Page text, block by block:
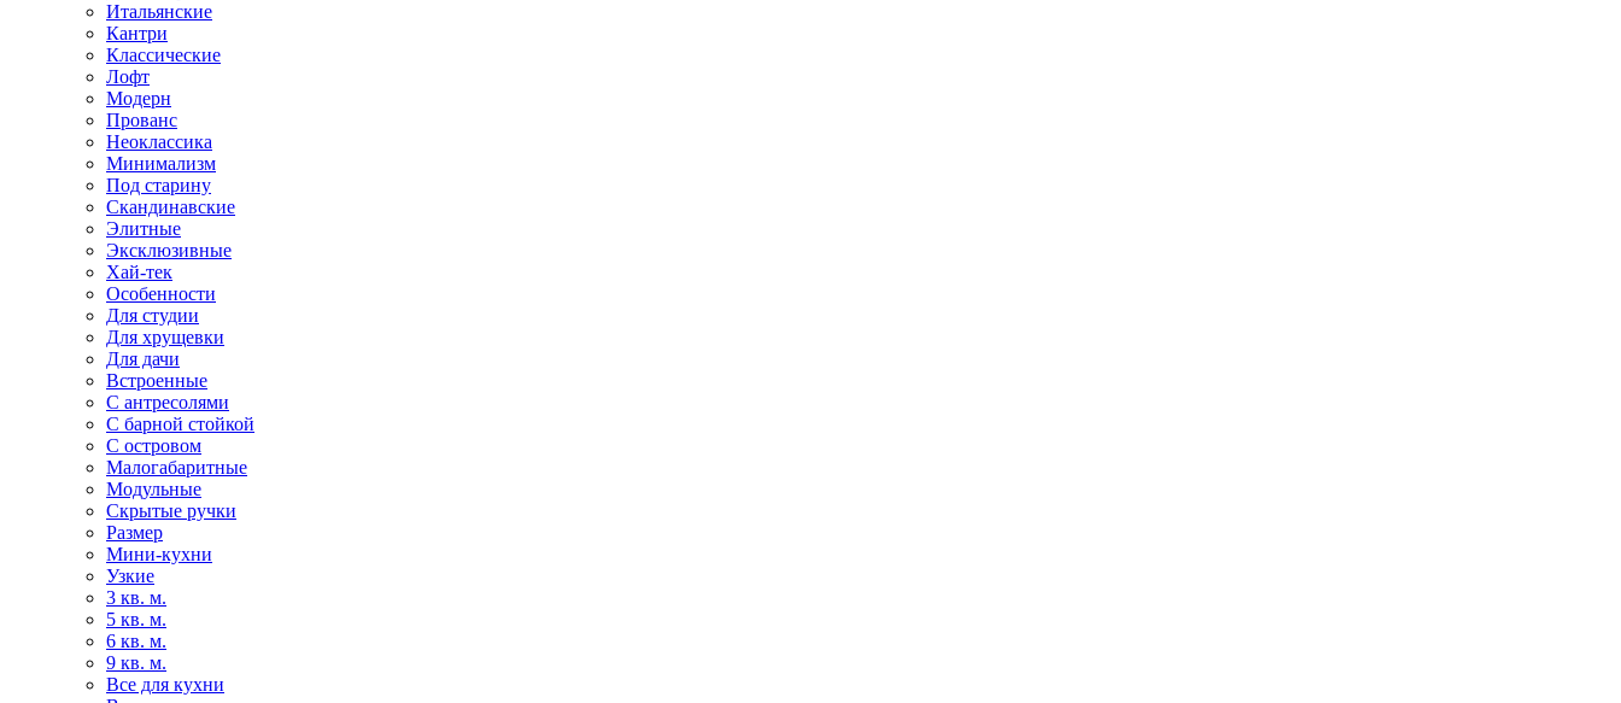
Итальянские
Кантри
Классические
Лофт
Модерн
Прованс
Неоклассика
Минимализм
Под старину
Скандинавские
Элитные
Эксклюзивные
Хай-тек
Особенности
Для студии
Для хрущевки
Для дачи
Встроенные
С антресолями
С барной стойкой
С островом
Малогабаритные
Модульные
Скрытые ручки
Размер
Мини-кухни
Узкие
3 кв. м.
5 кв. м.
6 кв. м.
9 кв. м.
Все для кухни